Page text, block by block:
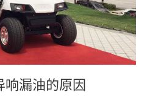
响漏油的原因